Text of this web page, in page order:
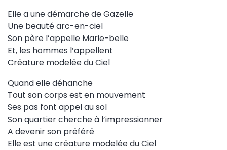
Elle a une démarche de Gazelle
Une beauté arc-en-ciel
Son père l’appelle Marie-belle
Et, les hommes l’appellent
Créature modelée du Ciel
Quand elle déhanche
Tout son corps est en mouvement
Ses pas font appel au sol
Son quartier cherche à l’impressionner
A devenir son préféré
Elle est une créature modelée du Ciel